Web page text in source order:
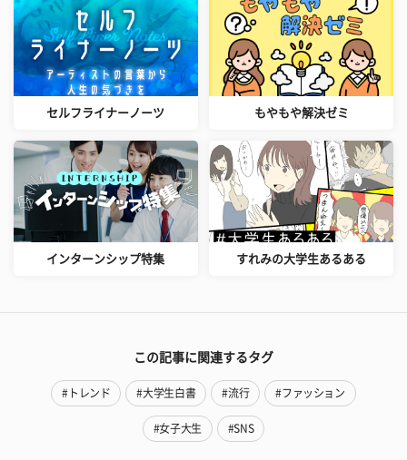
セルフライナーノーツ もやもや解決ゼミ
インターンシップ特集 すれみの大学生あるある
この記事に関連するタグ
#トレンド #大学生白書 #流行 #ファッション
#女子大生 #SNS